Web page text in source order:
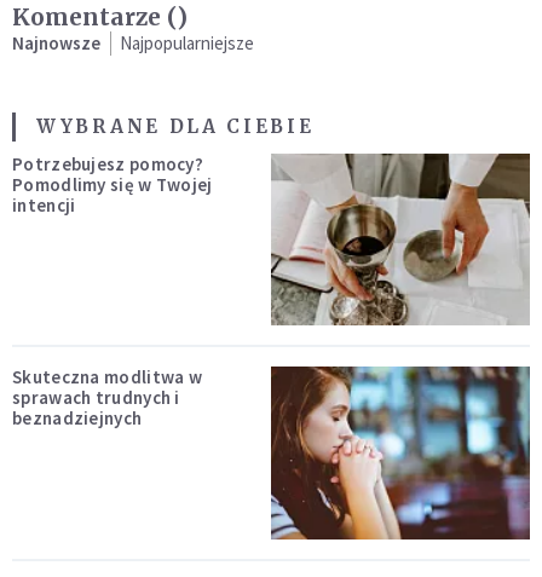
Komentarze ()
Najnowsze Najpopularniejsze
WYBRANE DLA CIEBIE
Potrzebujesz pomocy?
Pomodlimy się w Twojej
intencji
Skuteczna modlitwa w
sprawach trudnych i
beznadziejnych